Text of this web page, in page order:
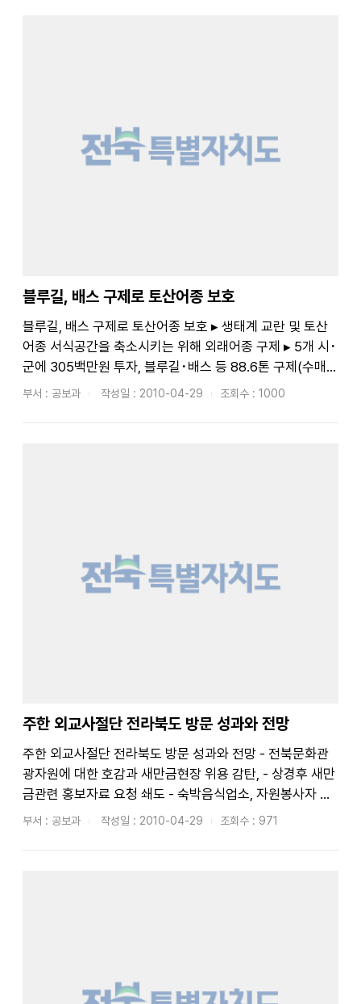
블루길, 배스 구제로 토산어종 보호
블루길, 배스 구제로 토산어종 보호 ▸ 생태계 교란 및 토산
어종 서식공간을 축소시키는 위해 외래어종 구제 ▸ 5개 시･
군에 305백만원 투자, 블루길･배스 등 88.6톤 구제(수매)
계획○ 전라...
부서 : 공보과 작성일 : 2010-04-29 조회수 : 1000
주한 외교사절단 전라북도 방문 성과와 전망
주한 외교사절단 전라북도 방문 성과와 전망 - 전북문화관
광자원에 대한 호감과 새만금현장 위용 감탄, - 상경후 새만
금관련 홍보자료 요청 쇄도 - 숙박음식업소, 자원봉사자 등
큰 손님맞이 경험으로 국제행사개최지원 능력배양 효과○
부서 : 공보과 작성일 : 2010-04-29 조회수 : 971